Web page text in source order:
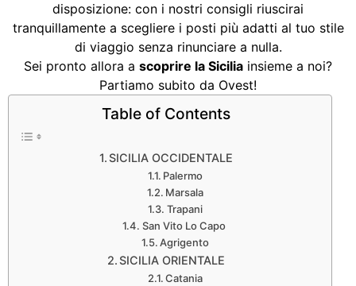
disposizione: con i nostri consigli riuscirai
tranquillamente a scegliere i posti più adatti al tuo stile
di viaggio senza rinunciare a nulla.
Sei pronto allora a scoprire la Sicilia insieme a noi?
Partiamo subito da Ovest!
Table of Contents
SICILIA OCCIDENTALE
Palermo
Marsala
Trapani
San Vito Lo Capo
Agrigento
SICILIA ORIENTALE
Catania